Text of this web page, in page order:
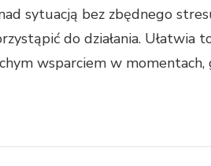
sytuacją bez zbędnego
do działania.
wsparciem w